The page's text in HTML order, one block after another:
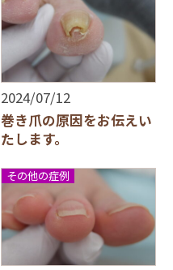
2024/07/12
巻き爪の原因をお伝えい
たします。
その他の症例